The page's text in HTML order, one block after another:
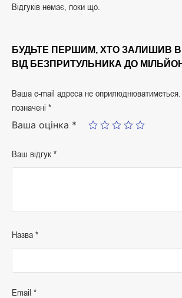
Відгуків немає, поки що.
БУДЬТЕ ПЕРШИМ, ХТО ЗАЛИШИВ
ВІД БЕЗПРИТУЛЬНИКА ДО
Ваша e-mail адреса не оприлюднюватиметься.
позначені *
Ваша оцінка *
Ваш відгук *
Назва *
Email *